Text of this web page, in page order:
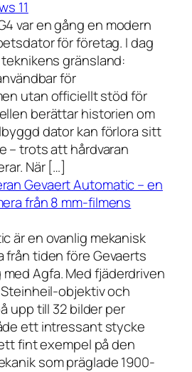
11
var en gång en modern
för företag. I dag
gränsland:
för
utan officiellt stöd för
berättar historien om
dator kan förlora sitt
– trots att hårdvaran
När […]
Gevaert Automatic – en
från 8 mm-filmens
är en ovanlig mekanisk
tiden före Gevaerts
Agfa. Med fjäderdriven
objektiv och
upp till 32 bilder per
ett intressant stycke
fint exempel på den
som präglade 1900-